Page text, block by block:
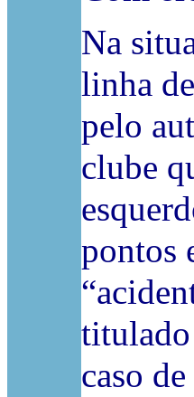
Na
linha
pelo
clube
pontos
caso